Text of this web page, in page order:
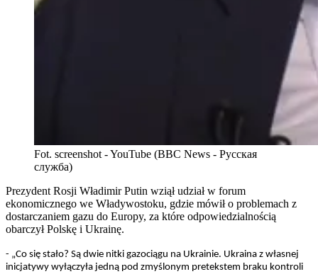
Fot. screenshot - YouTube (BBC News - Русская
служба)
Prezydent Rosji Władimir Putin wziął udział w forum
ekonomicznego we Władywostoku, gdzie mówił o problemach z
dostarczaniem gazu do Europy, za które odpowiedzialnością
obarczył Polskę i Ukrainę.
- „Co się stało? Są dwie nitki gazociągu na Ukrainie. Ukraina z własnej
inicjatywy wyłączyła jedną pod zmyślonym pretekstem braku kontroli